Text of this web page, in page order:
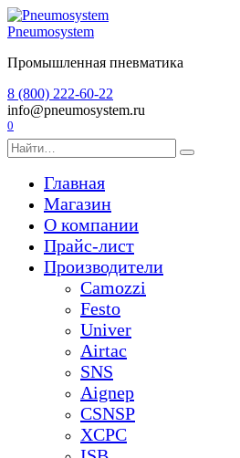
Перейти
к
Pneumosystem
Промышленная пневматика
8 (800) 222-60-22
info@pneumosystem.ru
0
Search
for:
Главная
Магазин
О компании
Прайс-лист
Производители
Camozzi
Festo
Univer
Airtac
SNS
Aignep
CSNSP
XCPC